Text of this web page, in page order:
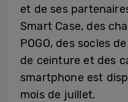
et de ses
Smart Case, des
POGO, des socles
de ceinture et des
smartphone est
mois de juillet.